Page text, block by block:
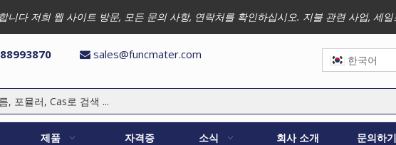
니다 저희 웹 사이트 방문, 모든 문의 사항, 연락처를 확인하십시오. 지불 관련 사업, 세
 sales@funcmater.com 한국어
제품 자격증 소식 회사 소개 문의하기